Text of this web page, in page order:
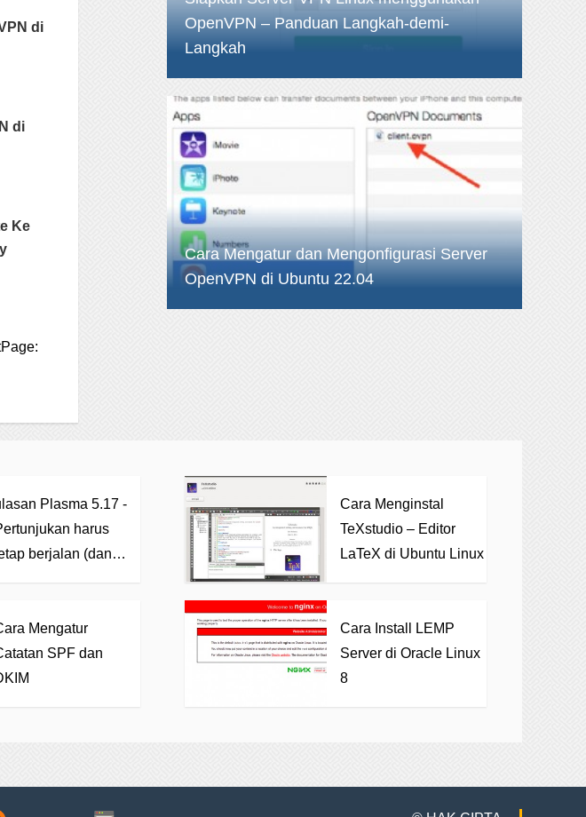
di
di
Ke
OpenVPN – Panduan Langkah-demi-
Langkah
Cara Mengatur dan Mengonfigurasi Server
OpenVPN di Ubuntu 22.04
Plasma 5.17 -
harus
berjalan (dan
Cara Menginstal
TeXstudio – Editor
LaTeX di Ubuntu Linux
Mengatur
SPF dan
Cara Install LEMP
Server di Oracle Linux
8